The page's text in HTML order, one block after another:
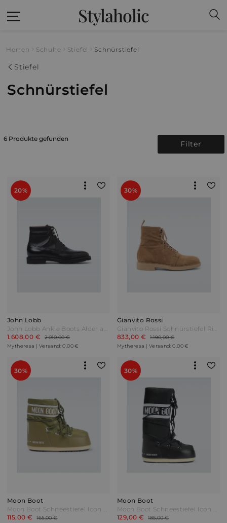
Stylaholic
Herren Schuhe Stiefel Schnürstiefel
Stiefel
Schnürstiefel
6 Produkte gefunden
Filter
20%
John Lobb
John Lobb Ankle Boots Alder aus Leder Schwarz
1.608,00 €
2.010,00 €
Mytheresa | Versand: 0,00 €
30%
Gianvito Rossi
Gianvito Rossi Schnürstiefel Richard aus Veloursleder Braun
833,00 €
1.190,00 €
Mytheresa | Versand: 0,00 €
30%
Moon Boot
Moon Boot Schneestiefel Icon Low aus Nylon Grün
115,00 €
165,00 €
30%
Moon Boot
Moon Boot Schneestiefel Icon aus Nylon Schwarz
129,00 €
185,00 €